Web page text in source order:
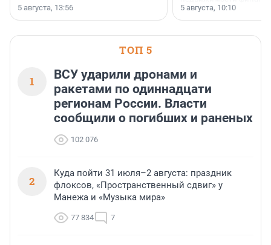
5 августа, 13:56
инструмент,
предпринимателей.
или готовый арендный
5 августа, 10:10
ТОП 5
1
ВСУ ударили дронами и
ракетами по одиннадцати
регионам России. Власти
сообщили о погибших и раненых
102 076
2
Куда пойти 31 июля–2 августа: праздник
флоксов, «Пространственный сдвиг» у
Манежа и «Музыка мира»
77 834 7